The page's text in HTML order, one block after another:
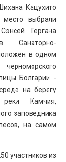
Кацухито
место выбрали
Гергана
Санаторно-
в одном
Болгарии -
на берегу
Камчия,
заповедника
на самом
участников из